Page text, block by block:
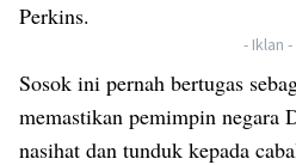
Perkins.
- Iklan -
Sosok ini pernah bertugas
memastikan pemimpin negara
nasihat dan tunduk kepada